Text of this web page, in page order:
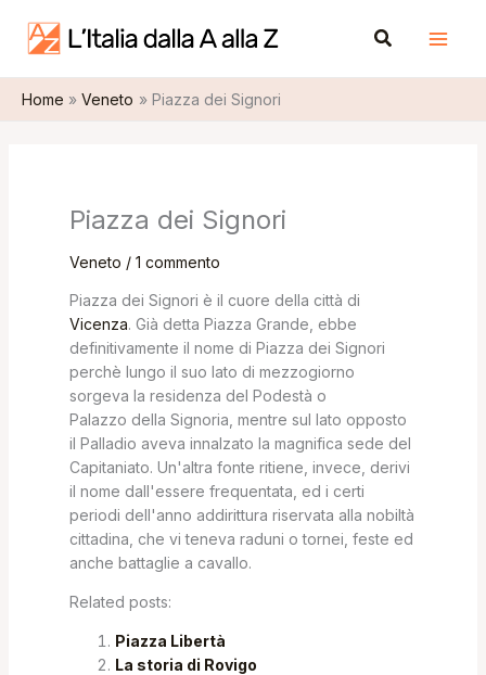
contenuto
Cerca
Home Veneto Piazza dei Signori
Piazza dei Signori
Veneto / 1 commento
Piazza dei Signori è il cuore della città di
Vicenza. Già detta Piazza Grande, ebbe
definitivamente il nome di Piazza dei Signori
perchè lungo il suo lato di mezzogiorno
sorgeva la residenza del Podestà o
Palazzo della Signoria, mentre sul lato opposto
il Palladio aveva innalzato la magnifica sede del
Capitaniato. Un'altra fonte ritiene, invece, derivi
il nome dall'essere frequentata, ed i certi
periodi dell'anno addirittura riservata alla nobiltà
cittadina, che vi teneva raduni o tornei, feste ed
anche battaglie a cavallo.
Related posts:
Piazza Libertà
La storia di Rovigo
c
h